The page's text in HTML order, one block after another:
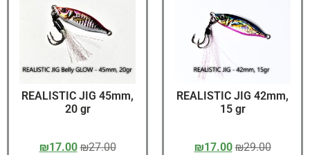
REALISTIC JIG 42mm,
15 gr
₪29.00
₪17.00
REALISTIC JIG 45mm,
20 gr
₪27.00
₪17.00